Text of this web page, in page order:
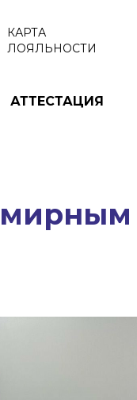
КАРТА
ЛОЯЛЬНОСТИ
АТТЕСТАЦИЯ